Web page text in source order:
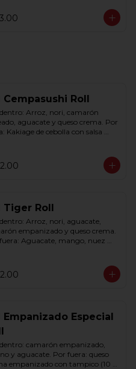
Cempasushi Roll
Arroz, nori, camarón
aguacate y queso crema. Por
Kakiage de cebolla con salsa
Tiger Roll
Arroz, nori, aguacate,
empanizado y queso crema.
Aguacate, mango, nuez
Empanizado Especial
camarón empanizado,
y aguacate. Por fuera: queso
empanizado con tampico (10